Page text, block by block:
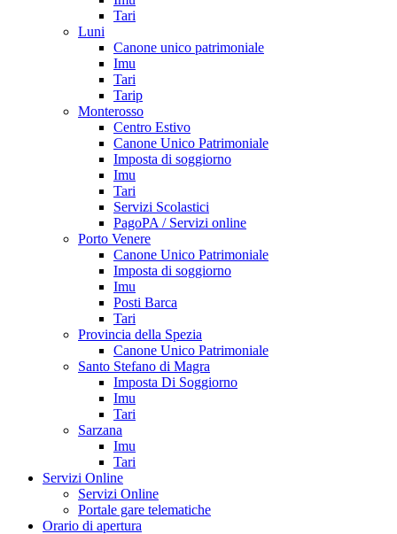
Tari
Luni
Canone unico patrimoniale
Imu
Tari
Tarip
Monterosso
Centro Estivo
Canone Unico Patrimoniale
Imposta di soggiorno
Imu
Tari
Servizi Scolastici
PagoPA / Servizi online
Porto Venere
Canone Unico Patrimoniale
Imposta di soggiorno
Imu
Posti Barca
Tari
Provincia della Spezia
Canone Unico Patrimoniale
Santo Stefano di Magra
Imposta Di Soggiorno
Imu
Tari
Sarzana
Imu
Tari
Servizi Online
Servizi Online
Portale gare telematiche
Orario di apertura